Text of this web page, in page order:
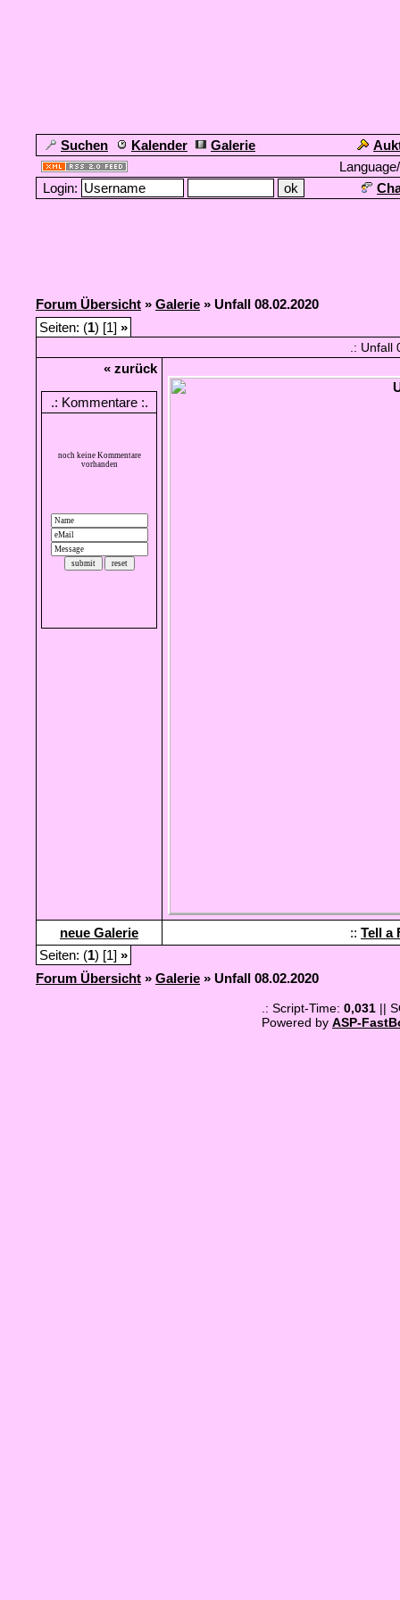
Suchen Kalender Galerie
Login:
Forum Übersicht » Galerie » Unfall 08.02.2020
Seiten: (1) [1] »
.: Unfall
« zurück
.: Kommentare :.
neue Galerie :: Tell a
Seiten: (1) [1] »
Forum Übersicht » Galerie » Unfall 08.02.2020
.: Script-Time: 0,031 ||
Powered by ASP-